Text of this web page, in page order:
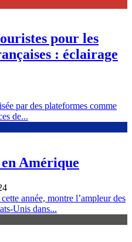
pour les
: éclairage
par des plateformes comme
de...
Amérique
année, montre l’ampleur des
Unis dans...